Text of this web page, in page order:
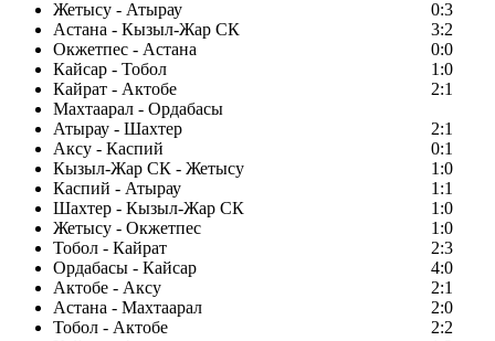
Жетысу - Атырау
0:3
Астана - Кызыл-Жар СК
3:2
Окжетпес - Астана
0:0
Кайсар - Тобол
1:0
Кайрат - Актобе
2:1
Махтаарал - Ордабасы
Атырау - Шахтер
2:1
Аксу - Каспий
0:1
Кызыл-Жар СК - Жетысу
1:0
Каспий - Атырау
1:1
Шахтер - Кызыл-Жар СК
1:0
Жетысу - Окжетпес
1:0
Тобол - Кайрат
2:3
Ордабасы - Кайсар
4:0
Актобе - Аксу
2:1
Астана - Махтаарал
2:0
Тобол - Актобе
2:2